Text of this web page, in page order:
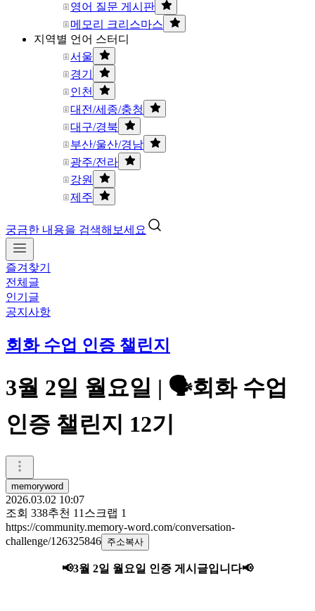
영어 질문 게시판
메모리 크리스마스
지역별 언어 스터디
서울
경기
인천
대전/세종/충청
대구/경북
부산/울산/경남
광주/전라
강원
제주
궁금한 내용을 검색해보세요
즐겨찾기
전체글
인기글
공지사항
회화 수업 인증 챌린지
3월 2일 월요일 | 🗣️회화 수업
인증 챌린지 12기
memoryword
2026.03.02 10:07
조회 338추천 11 스크랩 1
https://community.memory-word.com/conversation-
challenge/126325846 주소복사
📢3월 2일 월요일 인증 게시글입니다📢